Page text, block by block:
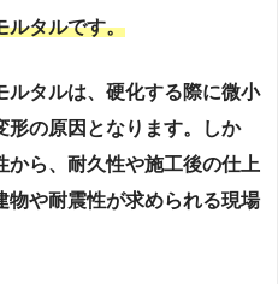
ルタルです。
ルタルは、硬化する際に微小
形の原因となります。しか
から、耐久性や施工後の仕上
物や耐震性が求められる現場